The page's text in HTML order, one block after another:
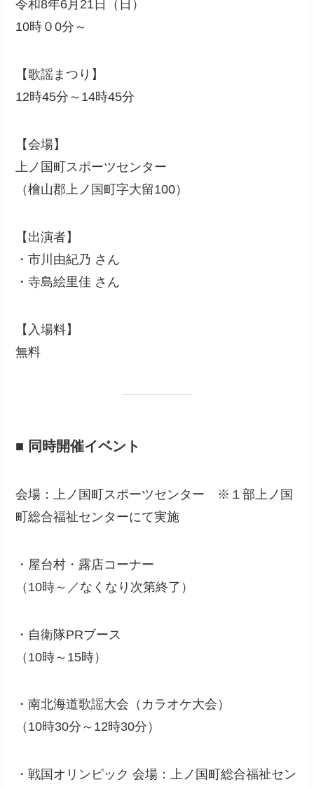
令和8年6月21日（日）
10時０0分～
【歌謡まつり】
12時45分～14時45分
【会場】
上ノ国町スポーツセンター
（檜山郡上ノ国町字大留100）
【出演者】
・市川由紀乃 さん
・寺島絵里佳 さん
【入場料】
無料
■ 同時開催イベント
会場：上ノ国町スポーツセンター ※１部上ノ国
町総合福祉センターにて実施
・屋台村・露店コーナー
（10時～／なくなり次第終了）
・自衛隊PRブース
（10時～15時）
・南北海道歌謡大会（カラオケ大会）
（10時30分～12時30分）
・戦国オリンピック 会場：上ノ国町総合福祉セン